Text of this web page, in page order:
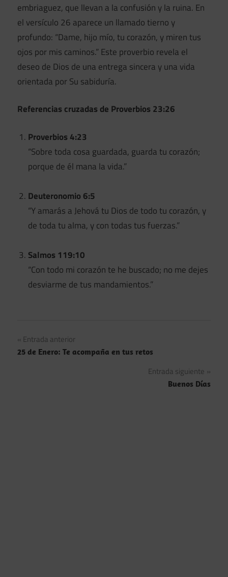
embriaguez, que llevan a la confusión y la ruina. En
el versículo 26 aparece un llamado tierno y
profundo: “Dame, hijo mío, tu corazón, y miren tus
ojos por mis caminos.” Este proverbio revela el
deseo de Dios de una entrega sincera y una vida
orientada por Su sabiduría.
Referencias cruzadas de Proverbios 23:26
Proverbios 4:23
“Sobre toda cosa guardada, guarda tu corazón;
porque de él mana la vida.”
Deuteronomio 6:5
“Y amarás a Jehová tu Dios de todo tu corazón, y
de toda tu alma, y con todas tus fuerzas.”
Salmos 119:10
“Con todo mi corazón te he buscado; no me dejes
desviarme de tus mandamientos.”
Navegación
de
Entrada anterior
25 de Enero: Te acompaña en tus retos
Entrada siguiente
Buenos Días